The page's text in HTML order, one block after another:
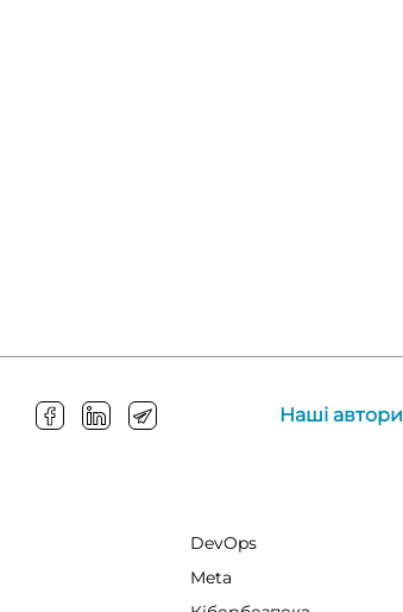
Наші автори
DevOps
Meta